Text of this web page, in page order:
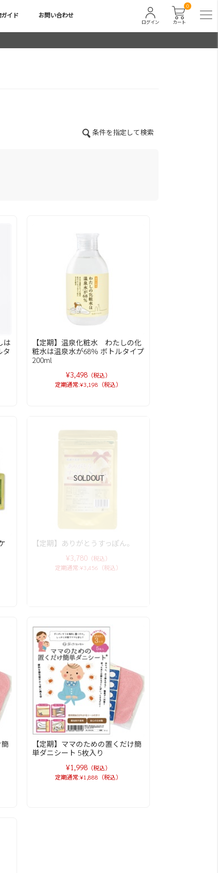
イド お問い合わせ
カート
0
ログイン
条件を指定して検索
は
タ
【定期】温泉化粧水 わたしの化
粧水は温泉水が68％ ボトルタイプ
200ml
¥3,498 （税込）
定期通常:¥3,198（税込）
SOLDOUT
【定期】ありがとうすっぽん。
¥3,780 （税込）
定期通常:¥3,456（税込）
【定期】ママのための置くだけ簡
単ダニシート 5枚入り
¥1,998 （税込）
定期通常:¥1,888（税込）